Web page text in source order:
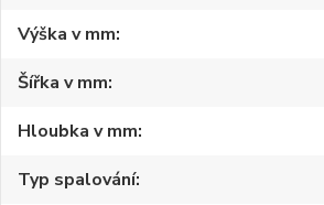
Výška v mm
Šířka v mm
Hloubka v mm
Typ spalování